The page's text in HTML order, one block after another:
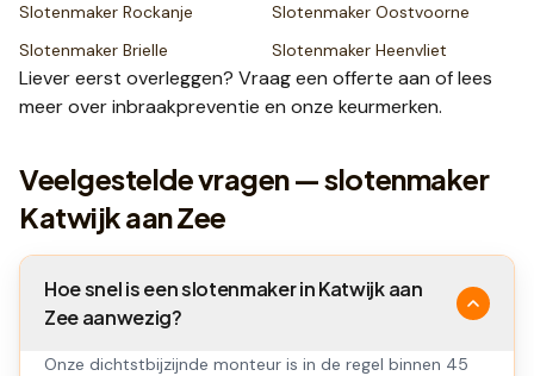
Slotenmaker Rockanje Slotenmaker Oostvoorne
Slotenmaker Brielle Slotenmaker Heenvliet
Liever eerst overleggen? Vraag een offerte aan of lees
meer overinbraakpreventie en onze keurmerken.
Veelgestelde vragen — slotenmaker
Katwijk aan Zee
Hoe snel is een slotenmaker in Katwijk aan
Zee aanwezig?
Onze dichtstbijzijnde monteur is in de regel binnen 45